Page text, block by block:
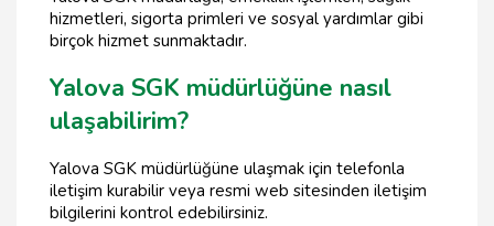
hizmetleri, sigorta primleri ve sosyal yardımlar gibi
birçok hizmet sunmaktadır.
Yalova SGK müdürlüğüne nasıl
ulaşabilirim?
Yalova SGK müdürlüğüne ulaşmak için telefonla
iletişim kurabilir veya resmi web sitesinden iletişim
bilgilerini kontrol edebilirsiniz.